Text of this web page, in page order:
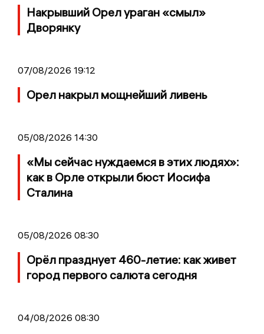
Накрывший Орел ураган «смыл»
Дворянку
07/08/2026 19:12
Орел накрыл мощнейший ливень
05/08/2026 14:30
«Мы сейчас нуждаемся в этих людях»:
как в Орле открыли бюст Иосифа
Сталина
05/08/2026 08:30
Орёл празднует 460-летие: как живет
город первого салюта сегодня
04/08/2026 08:30